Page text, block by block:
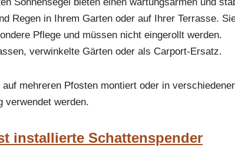
Sonnensegel bieten einen wartungsarmen und
Regen in Ihrem Garten oder auf Ihrer Terrasse.
Pflege und müssen nicht eingerollt werden.
verwinkelte Gärten oder als Carport-Ersatz.
auf mehreren Pfosten montiert oder in
verwendet werden.
installierte Schattenspender